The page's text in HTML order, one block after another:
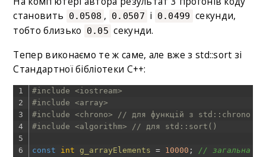
становить
0.0508 , 0.0507 і 0.0499 секунди,
тобто близько
0.05 секунди.
Тепер виконаємо те ж саме, але вже з std::sort зі
Стандартної бібліотеки C++:
1
2
3
4
5
6
#include <iostream>
#include <array>
#include <chrono> // для функцій з std::chrono
#include <algorithm> // для std::sort()
const int g_arrayElements = 10000 ; // загальна